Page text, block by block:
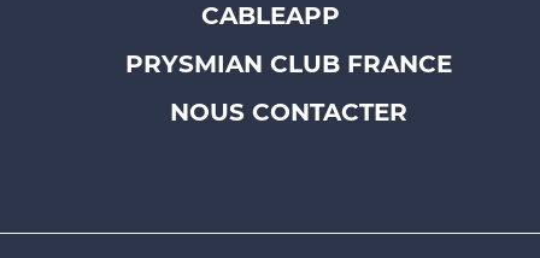
CABLEAPP
PRYSMIAN CLUB FRANCE
NOUS CONTACTER